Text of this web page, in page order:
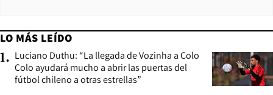
LO MÁS LEÍDO
1. Luciano Duthu: “La llegada de Vozinha a Colo
Colo ayudará mucho a abrir las puertas del
fútbol chileno a otras estrellas”